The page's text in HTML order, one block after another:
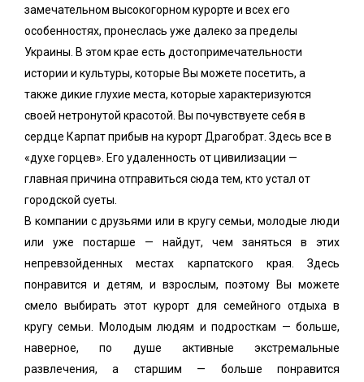
замечательном высокогорном курорте и всех его
особенностях, пронеслась уже далеко за пределы
Украины. В этом крае есть достопримечательности
истории и культуры, которые Вы можете посетить, а
также дикие глухие места, которые характеризуются
своей нетронутой красотой. Вы почувствуете себя в
сердце Карпат прибыв на курорт Драгобрат. Здесь все в
«духе горцев». Его удаленность от цивилизации —
главная причина отправиться сюда тем, кто устал от
городской суеты.
В компании с друзьями или в кругу семьи, молодые люди
или уже постарше — найдут, чем заняться в этих
непревзойденных местах карпатского края. Здесь
понравится и детям, и взрослым, поэтому Вы можете
смело выбирать этот курорт для семейного отдыха в
кругу семьи. Молодым людям и подросткам — больше,
наверное, по душе активные экстремальные
развлечения, а старшим — больше понравится